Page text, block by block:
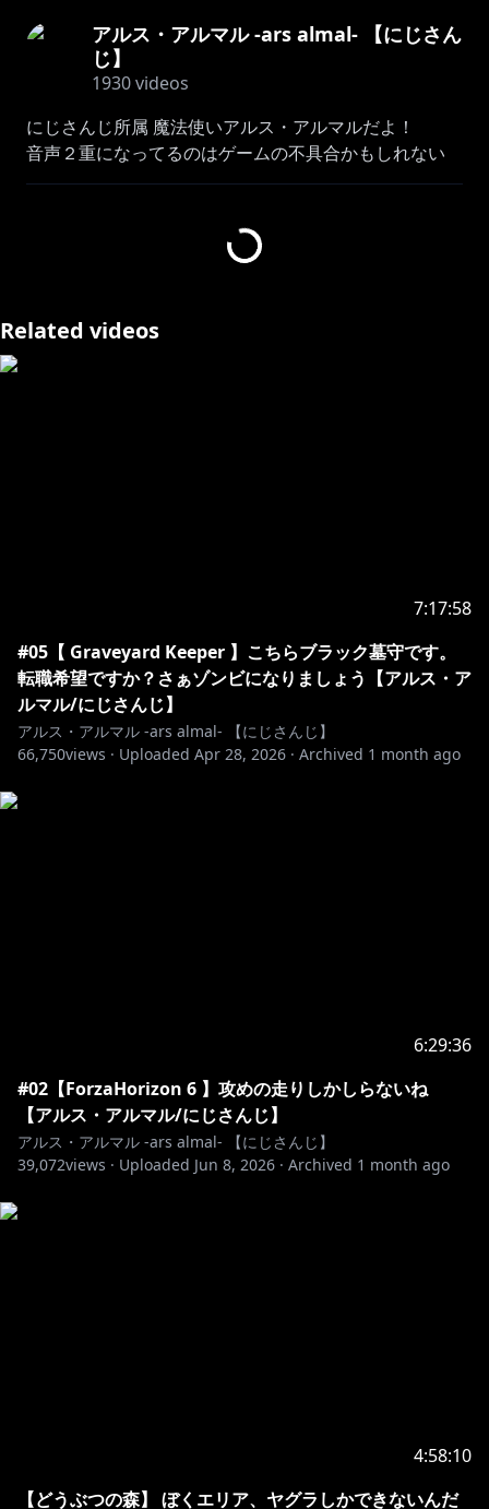
アルス・アルマル -ars almal- 【にじさん
じ】
1930videos
にじさんじ所属 魔法使いアルス・アルマルだよ！
音声２重になってるのはゲームの不具合かもしれない
―――――――――――――――――――――――――
ASMRボイス(内容：本編ボイス＋アルス・アルマルの
特典画像)
https://shop.nijisanji.jp/dig-k-00043.html
https://shop.nijisanji.jp/TAG_720
💖りとるばれんたいん💖
https://shop.nijisanji.jp/SSZS-51335.html
Related videos
7:17:58
#05【 Graveyard Keeper 】こちらブラック墓守です。
転職希望ですか？さぁゾンビになりましょう【アルス・ア
ルマル/にじさんじ】
アルス・アルマル -ars almal- 【にじさんじ】
66,750views · Uploaded Apr 28, 2026 · Archived 1 month ago
6:29:36
#02【ForzaHorizon 6 】攻めの走りしかしらないね
【アルス・アルマル/にじさんじ】
アルス・アルマル -ars almal- 【にじさんじ】
39,072views · Uploaded Jun 8, 2026 · Archived 1 month ago
4:58:10
【どうぶつの森】 ぼくエリア、ヤグラしかできないんだ